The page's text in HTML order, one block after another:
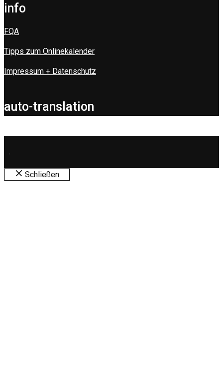
info
FQA
Tipps zum Onlinekalender
Impressum + Datenschutz
auto-translation
.
Schließen